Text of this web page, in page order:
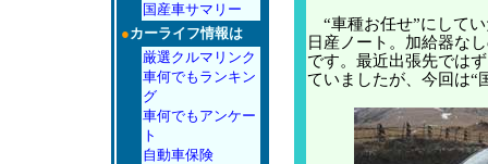
国産車サマリー
●カーライフ情報は
厳選クルマリンク
車何でもランキン
グ
車何でもアンケー
ト
自動車保険
“車種お任せ”にして
日産ノート。加給器な
です。最近出張先では
ていましたが、今回は“